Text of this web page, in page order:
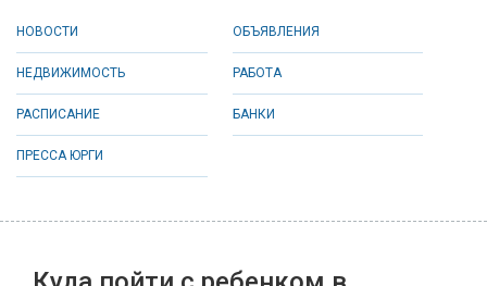
НОВОСТИ ОБЪЯВЛЕНИЯ
НЕДВИЖИМОСТЬ РАБОТА
РАСПИСАНИЕ БАНКИ
ПРЕССА ЮРГИ